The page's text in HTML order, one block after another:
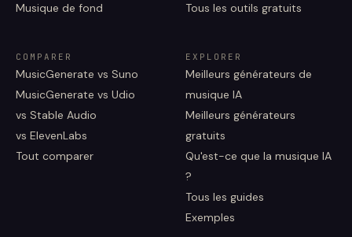
Musique de fond
Tous les outils gratuits
COMPARER
MusicGenerate vs Suno
MusicGenerate vs Udio
vs Stable Audio
vs ElevenLabs
Tout comparer
EXPLORER
Meilleurs générateurs de
musique IA
Meilleurs générateurs
gratuits
Qu'est-ce que la musique IA
?
Tous les guides
Exemples